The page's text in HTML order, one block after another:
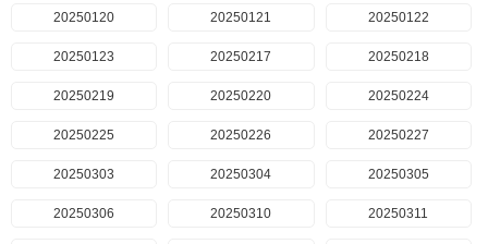
20250120 20250121 20250122
20250123 20250217 20250218
20250219 20250220 20250224
20250225 20250226 20250227
20250303 20250304 20250305
20250306 20250310 20250311